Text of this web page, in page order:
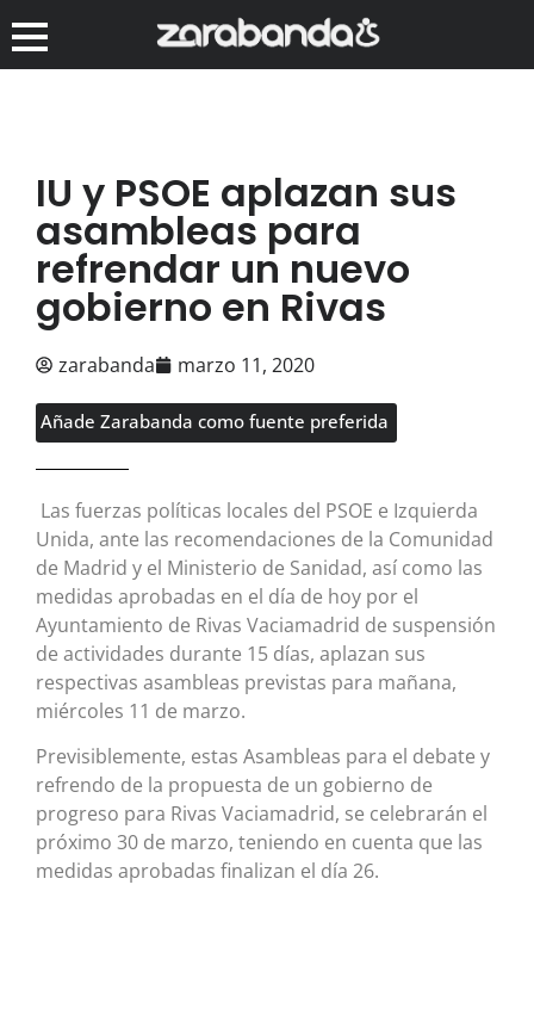
IU y PSOE aplazan sus
asambleas para
refrendar un nuevo
gobierno en Rivas
zarabanda marzo 11, 2020
Añade Zarabanda como fuente preferida
Las fuerzas políticas locales del PSOE e Izquierda
Unida, ante las recomendaciones de la Comunidad
de Madrid y el Ministerio de Sanidad, así como las
medidas aprobadas en el día de hoy por el
Ayuntamiento de Rivas Vaciamadrid de suspensión
de actividades durante 15 días, aplazan sus
respectivas asambleas previstas para mañana,
miércoles 11 de marzo.
Previsiblemente, estas Asambleas para el debate y
refrendo de la propuesta de un gobierno de
progreso para Rivas Vaciamadrid, se celebrarán el
próximo 30 de marzo, teniendo en cuenta que las
medidas aprobadas finalizan el día 26.